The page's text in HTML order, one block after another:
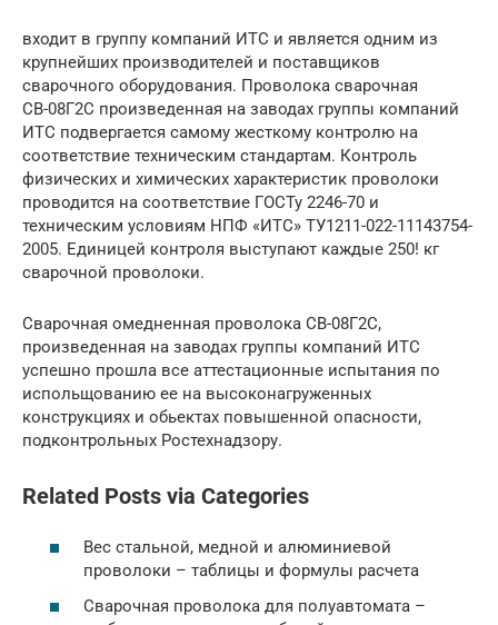
входит в группу компаний ИТС и является одним из
крупнейших производителей и поставщиков
сварочного оборудования. Проволока сварочная
СВ-08Г2С произведенная на заводах группы компаний
ИТС подвергается самому жесткому контролю на
соответствие техническим стандартам. Контроль
физических и химических характеристик проволоки
проводится на соответствие ГОСТу 2246-70 и
техническим условиям НПФ «ИТС» ТУ1211-022-11143754-
2005. Единицей контроля выступают каждые 250! кг
сварочной проволоки.
Сварочная омедненная проволока СВ-08Г2С,
произведенная на заводах группы компаний ИТС
успешно прошла все аттестационные испытания по
испольщованию ее на высоконагруженных
конструкциях и обьектах повышенной опасности,
подконтрольных Ростехнадзору.
Related Posts via Categories
Вес стальной, медной и алюминиевой
проволоки – таблицы и формулы расчета
Сварочная проволока для полуавтомата –